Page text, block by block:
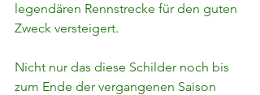
legendären Rennstrecke für den guten
Zweck versteigert.
Nicht nur das diese Schilder noch bis
zum Ende der vergangenen Saison